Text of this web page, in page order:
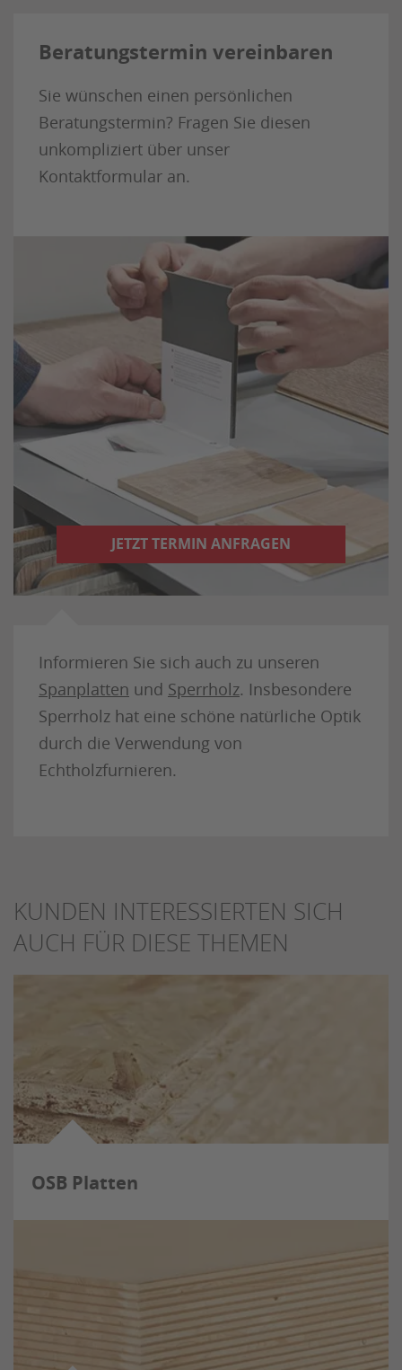
Beratungstermin vereinbaren
Sie wünschen einen persönlichen
Beratungstermin? Fragen Sie diesen
unkompliziert über unser
Kontaktformular an.
JETZT TERMIN ANFRAGEN
Informieren Sie sich auch zu unseren
Spanplatten und Sperrholz. Insbesondere
Sperrholz hat eine schöne natürliche Optik
durch die Verwendung von
Echtholzfurnieren.
KUNDEN INTERESSIERTEN SICH
AUCH FÜR DIESE THEMEN
OSB Platten